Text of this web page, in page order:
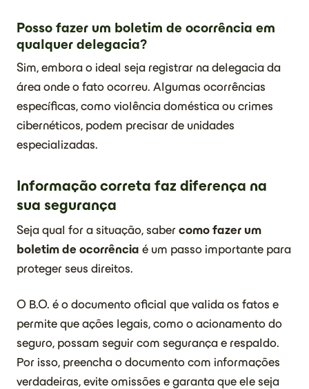
Posso fazer um boletim de ocorrência em
qualquer delegacia?
Sim, embora o ideal seja registrar na delegacia da
área onde o fato ocorreu. Algumas ocorrências
específicas, como violência doméstica ou crimes
cibernéticos, podem precisar de unidades
especializadas.
Informação correta faz diferença na
sua segurança
Seja qual for a situação, saber como fazer um
boletim de ocorrência é um passo importante para
proteger seus direitos.
O B.O. é o documento oficial que valida os fatos e
permite que ações legais, como o acionamento do
seguro, possam seguir com segurança e respaldo.
Por isso, preencha o documento com informações
verdadeiras, evite omissões e garanta que ele seja